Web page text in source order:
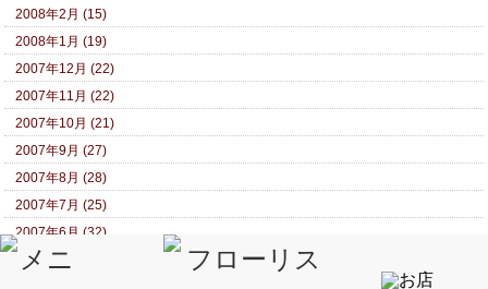
2008年2月 (15)
2008年1月 (19)
2007年12月 (22)
2007年11月 (22)
2007年10月 (21)
2007年9月 (27)
2007年8月 (28)
2007年7月 (25)
2007年6月 (32)
2007年5月 (25)